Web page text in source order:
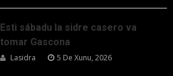
Esti sábadu la sidre casero va
tomar Gascona
Lasidra 5 De Xunu, 2026